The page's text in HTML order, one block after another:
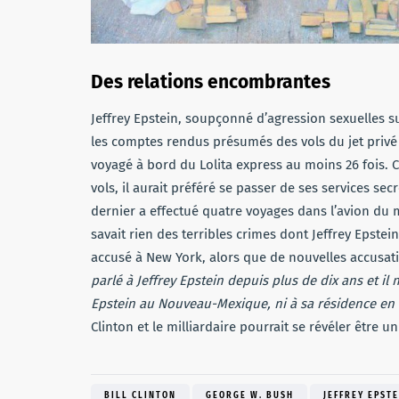
Des relations encombrantes
Jeffrey Epstein, soupçonné d’agression
les comptes rendus présumés des vols du jet
voyagé à bord du Lolita express au moins 26 fois.
vols, il aurait préféré se passer de ses services
dernier a effectué quatre voyages dans l’avion
savait rien des terribles crimes dont Jeffrey
accusé à New York, alors que de nouvelles
parlé à Jeffrey Epstein depuis plus de dix ans et il
Epstein au Nouveau-Mexique, ni à sa résidence en
Clinton et le milliardaire pourrait se révéler être
BILL CLINTON GEORGE W. BUSH JEFFREY